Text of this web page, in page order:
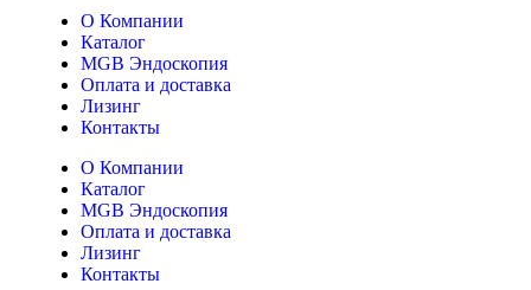
О Компании
Каталог
MGB Эндоскопия
Оплата и доставка
Лизинг
Контакты
О Компании
Каталог
MGB Эндоскопия
Оплата и доставка
Лизинг
Контакты